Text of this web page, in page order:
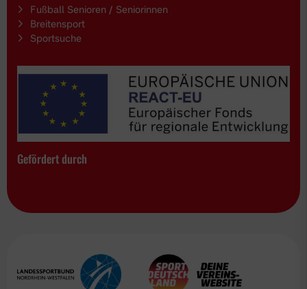
Fußball Senioren / Seniorinnen
Breitensport
Sportsuche
Gefördert durch